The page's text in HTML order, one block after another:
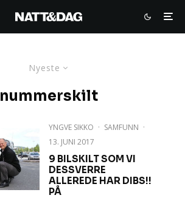
Nyeste
nummerskilt
YNGVE SIKKO · SAMFUNN ·
13. JUNI 2017
9 BILSKILT SOM VI
DESSVERRE
ALLEREDE HAR DIBS!!
PÅ